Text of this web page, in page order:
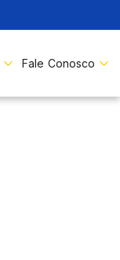
Fale Conosco